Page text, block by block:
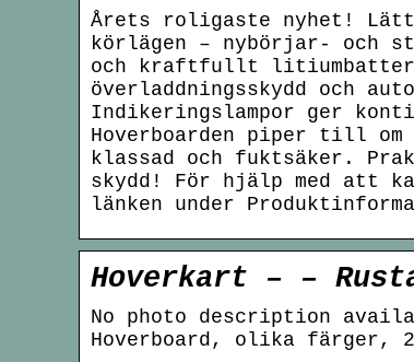
Årets roligaste nyhet!
körlägen – nybörjar- och
och kraftfullt litiumbatteri
överladdningsskydd och
Indikeringslampor ger
Hoverboarden piper till
klassad och fuktsäker.
skydd! För hjälp med att
länken under
Hoverkart – –
No photo description
Hoverboard, olika färger,